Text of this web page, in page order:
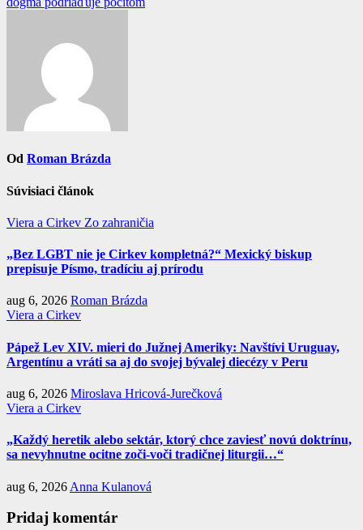
článku
Od Roman Brázda
Súvisiaci článok
Viera a Cirkev Zo zahraničia
„Bez LGBT nie je Cirkev kompletná?“ Mexický biskup
prepisuje Písmo, tradíciu aj prírodu
aug 6, 2026 Roman Brázda
Viera a Cirkev
Pápež Lev XIV. mieri do Južnej Ameriky: Navštívi Uruguay,
Argentínu a vráti sa aj do svojej bývalej diecézy v Peru
aug 6, 2026 Miroslava Hricová-Jurečková
Viera a Cirkev
„Každý heretik alebo sektár, ktorý chce zaviesť novú doktrínu,
sa nevyhnutne ocitne zoči-voči tradičnej liturgii…“
aug 6, 2026 Anna Kulanová
Pridaj komentár